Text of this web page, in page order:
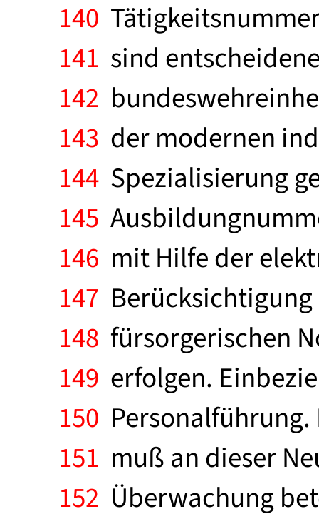
140
141 sind
142
143 der modernen
144 Spezialisierung
145
146 mit Hilfe der
147
148 fürsorgerischen
149 erfolgen.
150
151 muß an dieser
152 Überwachung